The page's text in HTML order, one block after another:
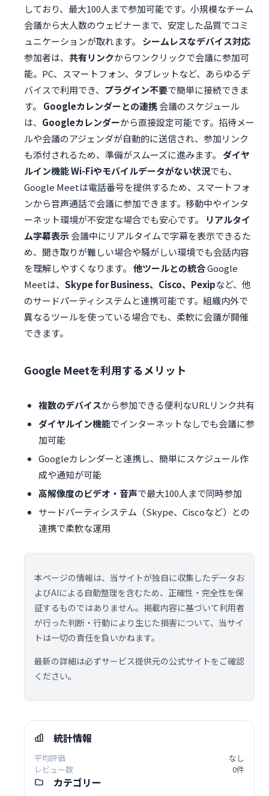
しており、最大100人まで参加可能です。小規模なチーム
会議から大人数のウェビナーまで、安定した品質でコミ
ュニケーションが取れます。 シームレスなデバイス対応
参加者は、 共有リンクからワンクリックで会議に参加可
能。PC、スマートフォン、タブレットなど、あらゆるデ
バイスで利用でき、 プラグイン不要で簡単に接続できま
す。 Googleカレンダーとの連携会議のスケジュール
は、 Googleカレンダーから直接設定可能です。招待メー
ルや会議のアジェンダが自動的に送信され、参加リンク
も添付されるため、準備がスムーズに進みます。 ダイヤ
ルイン機能Wi-Fiやモバイルデータがない状況でも、
Google Meetは電話番号を提供するため、スマートフォ
ンから音声通話で会議に参加できます。移動中やインタ
ーネット環境が不安定な場合でも安心です。
リアルタイ
ム字幕表示会議中にリアルタイムで字幕を表示できるた
め、聞き取りが難しい場合や騒がしい環境でも会話内容
を理解しやすくなります。 他ツールとの統合Google
Meetは、 Skype for Business、Cisco、Pexipなど、他
のサードパーティシステムと連携可能です。組織内外で
異なるツールを使っている場合でも、柔軟に会議が開催
できます。
Google Meetを利用するメリット
複数のデバイスから参加できる便利なURLリンク共有
ダイヤルイン機能でインターネットなしでも会議に参
加可能
Googleカレンダーと連携し、簡単にスケジュール作
成や通知が可能
高解像度のビデオ・音声で最大100人まで同時参加
サードパーティシステム（Skype、Ciscoなど）との
連携で柔軟な運用
本ページの情報は、当サイトが独自に収集したデータお
よびAIによる自動整理を含むため、正確性・完全性を保
証するものではありません。掲載内容に基づいて利用者
が行った判断・行動により生じた損害について、当サイ
トは一切の責任を負いかねます。
最新の詳細は必ずサービス提供元の公式サイトをご確認
ください。
統計情報
平均評価
なし
レビュー数
0件
カテゴリー